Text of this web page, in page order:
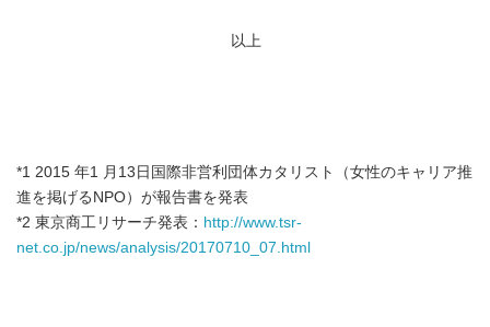
以上
*1 2015 年1 月13日国際非営利団体カタリスト（女性のキャリア推
進を掲げるNPO）が報告書を発表
*2 東京商工リサーチ発表： http://www.tsr-
net.co.jp/news/analysis/20170710_07.html